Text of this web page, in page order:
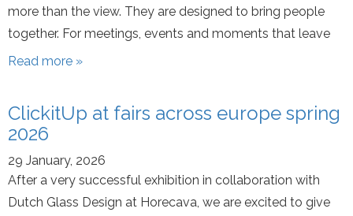
more than the view. They are designed to bring people
together. For meetings, events and moments that leave
Read more »
ClickitUp at fairs across europe spring
2026
29 January, 2026
After a very successful exhibition in collaboration with
Dutch Glass Design at Horecava, we are excited to give
Professionnels
Revendeurs
Inspiration
Professionnels
À propos de nous
Inspiration
À propos de nous
Inspiration
Professionnels
À propos de nous
Inspiration